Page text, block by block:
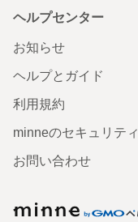
ヘルプセンター
お知らせ
ヘルプとガイド
利用規約
minneのセキュリティ
お問い合わせ